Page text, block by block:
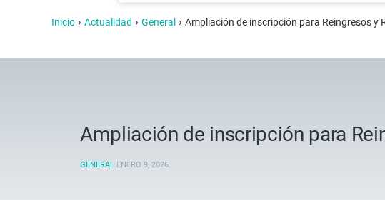
Inicio › Actualidad › General › Ampliación de inscripción para Reingresos y
Ampliación de inscripción para
GENERAL ENERO 9, 2026.